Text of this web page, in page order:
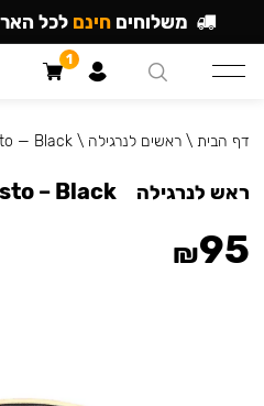
דף הבית \ראשים לנרגילה \
— Black
ראש לנרגילה – Black
₪95
משלוחים חינם לכל
1